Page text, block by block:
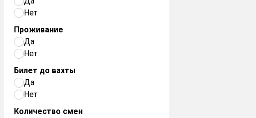
Нет
Проживание
Да
Нет
Билет до вахты
Да
Нет
Количество смен